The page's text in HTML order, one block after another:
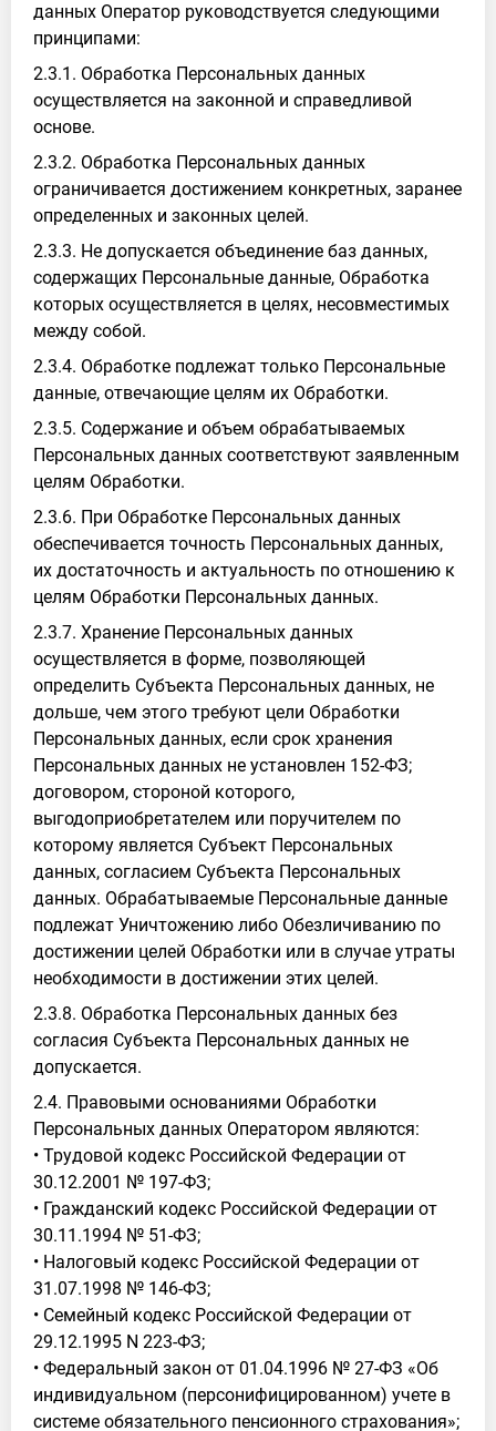
данных Оператор руководствуется следующими
принципами:
2.3.1. Обработка Персональных данных
осуществляется на законной и справедливой
основе.
2.3.2. Обработка Персональных данных
ограничивается достижением конкретных, заранее
определенных и законных целей.
2.3.3. Не допускается объединение баз данных,
содержащих Персональные данные, Обработка
которых осуществляется в целях, несовместимых
между собой.
2.3.4. Обработке подлежат только Персональные
данные, отвечающие целям их Обработки.
2.3.5. Содержание и объем обрабатываемых
Персональных данных соответствуют заявленным
целям Обработки.
2.3.6. При Обработке Персональных данных
обеспечивается точность Персональных данных,
их достаточность и актуальность по отношению к
целям Обработки Персональных данных.
2.3.7. Хранение Персональных данных
осуществляется в форме, позволяющей
определить Субъекта Персональных данных, не
дольше, чем этого требуют цели Обработки
Персональных данных, если срок хранения
Персональных данных не установлен 152-ФЗ;
договором, стороной которого,
выгодоприобретателем или поручителем по
которому является Субъект Персональных
данных, согласием Субъекта Персональных
данных. Обрабатываемые Персональные данные
подлежат Уничтожению либо Обезличиванию по
достижении целей Обработки или в случае утраты
необходимости в достижении этих целей.
2.3.8. Обработка Персональных данных без
согласия Субъекта Персональных данных не
допускается.
2.4. Правовыми основаниями Обработки
Персональных данных Оператором являются:
• Трудовой кодекс Российской Федерации от
30.12.2001 № 197-ФЗ;
• Гражданский кодекс Российской Федерации от
30.11.1994 № 51-ФЗ;
• Налоговый кодекс Российской Федерации от
31.07.1998 № 146-ФЗ;
• Семейный кодекс Российской Федерации от
29.12.1995 N 223-ФЗ;
• Федеральный закон от 01.04.1996 № 27-ФЗ «Об
индивидуальном (персонифицированном) учете в
системе обязательного пенсионного страхования»;